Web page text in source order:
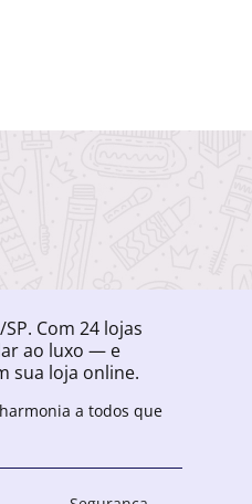
Com 24 lojas
ao luxo — e
sua loja online.
a todos que